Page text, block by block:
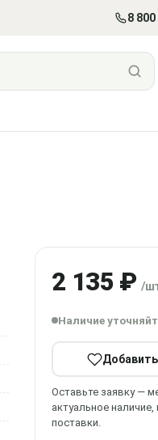
8
2 135 ₽ /
Наличие
Оставьте заявку —
актуальное наличие,
поставки.